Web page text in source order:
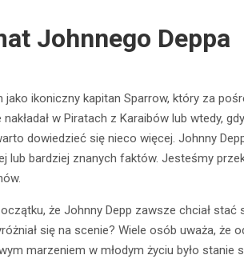
Johnnego Deppa
ikoniczny kapitan Sparrow, który za
w Piratach z Karaibów lub wtedy,
dowiedzieć się nieco więcej. Johnny
lub bardziej znanych faktów. Jesteśmy
że Johnny Depp zawsze chciał stać
się na scenie? Wiele osób uważa, że
marzeniem w młodym życiu było stanie